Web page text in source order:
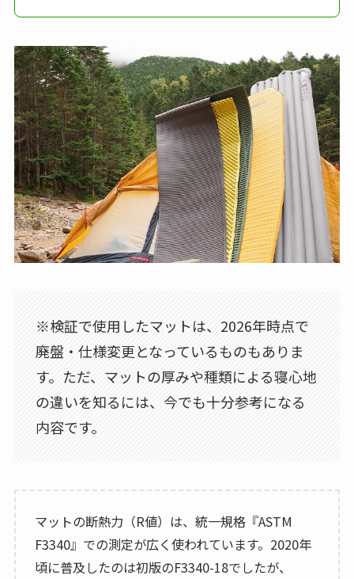
※検証で使用したマットは、2026年時点で
廃盤・仕様変更となっているものもありま
す。ただ、マットの厚みや種類による寝心地
の違いを知るには、今でも十分参考になる
内容です。
マットの断熱力（R値）は、統一規格『ASTM
F3340』での測定が広く使われています。2020年
頃に普及したのは初版のF3340-18でしたが、